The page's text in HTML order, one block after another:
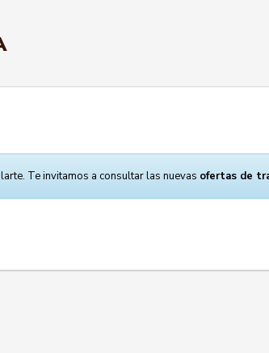
Te invitamos a consultar las nuevas ofertas de